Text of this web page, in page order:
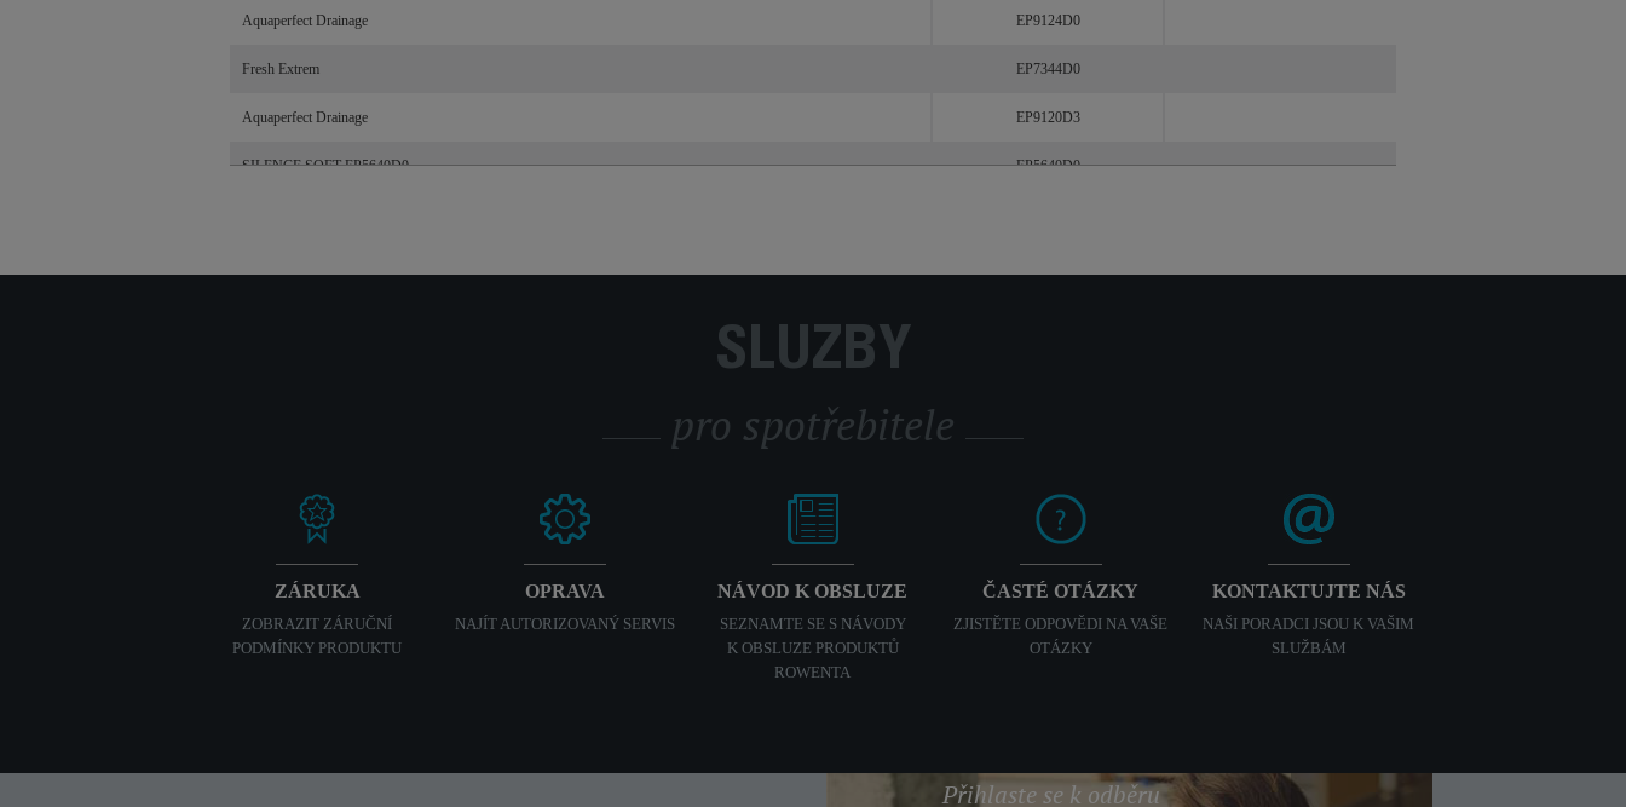
Aquaperfect Drainage EP9124D0
Fresh Extrem EP7344D0
Aquaperfect Drainage EP9120D3
SILENCE SOFT EP5640D0 EP5640D0
SLUŽBY
pro spotřebitele
ZÁRUKA
ZOBRAZIT ZÁRUČNÍ
PODMÍNKY PRODUKTU
OPRAVA
NAJÍT AUTORIZOVANÝ SERVIS
NÁVOD K OBSLUZE
SEZNAMTE SE S NÁVODY
K OBSLUZE PRODUKTŮ
ROWENTA
ČASTÉ OTÁZKY
ZJISTĚTE ODPOVĚDI NA VAŠE
OTÁZKY
KONTAKTUJTE NÁS
NAŠI PORADCI JSOU K VAŠIM
SLUŽBÁM
Přihlaste se k odběru